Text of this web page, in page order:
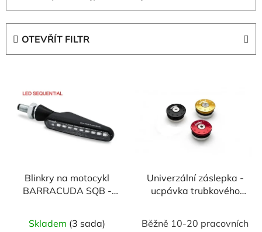
z
OTEVŘÍT FILTR
Blinkry na motocykl
BARRACUDA SQB -
Skladem (3 sada)
Univerzální záslepka -
ucpávka trubkového
Běžně 10-20 pracovních